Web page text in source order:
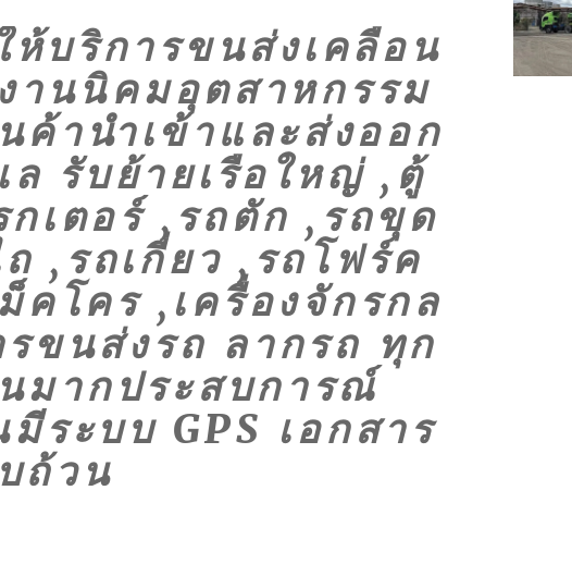
ห้บริการขนส่งเคลื่อน
านนิคมอุตสาหกรรม
ค้านำเข้าและส่งออก
ล รับย้ายเรือใหญ่ ,ตู้
เตอร์ ,รถตัก ,รถขุด
,รถเกี่ยว ,รถโฟร์ค
โคร ,เครื่องจักรกล
ขนส่งรถ ลากรถ ทุก
มากประสบการณ์
ระบบ GPS เอกสาร
ถ้วน